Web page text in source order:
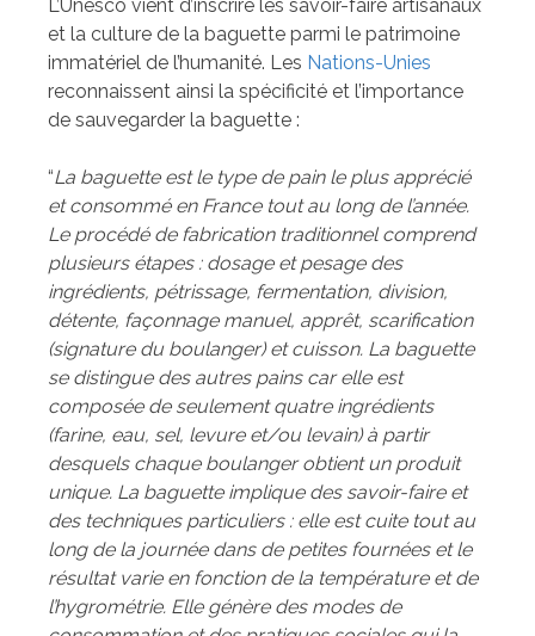
L’Unesco vient d’inscrire les savoir-faire artisanaux
et la culture de la baguette parmi le patrimoine
immatériel de l’humanité. Les Nations-Unies
reconnaissent ainsi la spécificité et l’importance
de sauvegarder la baguette :
“La baguette est le type de pain le plus apprécié
et consommé en France tout au long de l’année.
Le procédé de fabrication traditionnel comprend
plusieurs étapes : dosage et pesage des
ingrédients, pétrissage, fermentation, division,
détente, façonnage manuel, apprêt, scarification
(signature du boulanger) et cuisson. La baguette
se distingue des autres pains car elle est
composée de seulement quatre ingrédients
(farine, eau, sel, levure et/ou levain) à partir
desquels chaque boulanger obtient un produit
unique. La baguette implique des savoir-faire et
des techniques particuliers : elle est cuite tout au
long de la journée dans de petites fournées et le
résultat varie en fonction de la température et de
l’hygrométrie. Elle génère des modes de